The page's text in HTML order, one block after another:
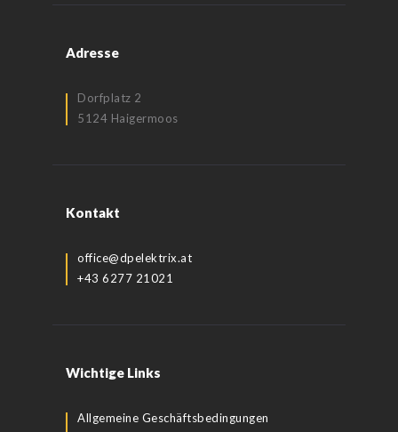
Adresse
Dorfplatz 2
5124 Haigermoos
Kontakt
office@dpelektrix.at
+43 6277 21021
Wichtige Links
Allgemeine Geschäftsbedingungen